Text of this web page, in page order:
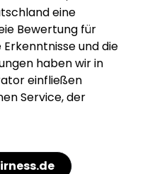
eine
Bewertung für
und die
haben wir in
einfließen
Service, der